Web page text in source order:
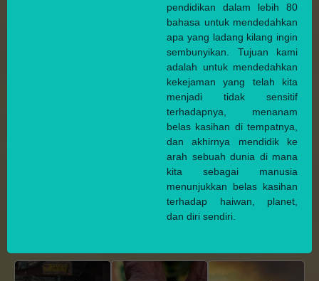
pendidikan dalam lebih 80
bahasa untuk mendedahkan
apa yang ladang kilang ingin
sembunyikan. Tujuan kami
adalah untuk mendedahkan
kekejaman yang telah kita
menjadi tidak sensitif
terhadapnya, menanam
belas kasihan di tempatnya,
dan akhirnya mendidik ke
arah sebuah dunia di mana
kita sebagai manusia
menunjukkan belas kasihan
terhadap haiwan, planet,
dan diri sendiri.